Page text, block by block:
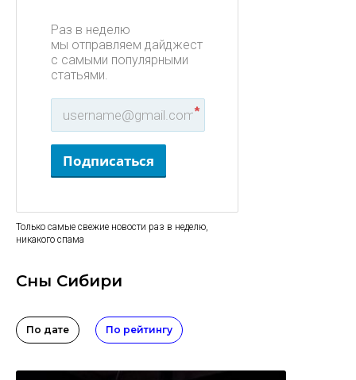
Раз в неделю
мы отправляем дайджест
с самыми популярными
статьями.
*
Подписаться
Только самые свежие новости раз в неделю,
никакого спама
Сны Сибири
По дате По рейтингу